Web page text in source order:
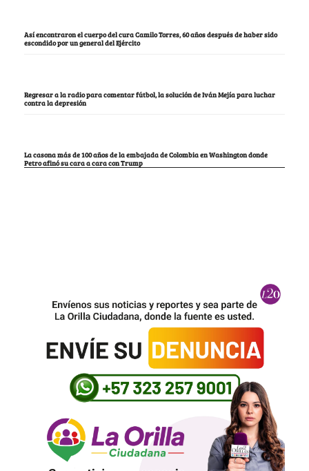
Así encontraron el cuerpo del cura Camilo Torres, 60 años después de haber sido
escondido por un general del Ejército
Regresar a la radio para comentar fútbol, la solución de Iván Mejía para luchar
contra la depresión
La casona más de 100 años de la embajada de Colombia en Washington donde
Petro afinó su cara a cara con Trump